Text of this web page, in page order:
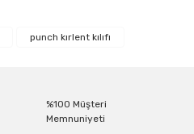
punch kırlent kılıfı
%100 Müşteri
Memnuniyeti